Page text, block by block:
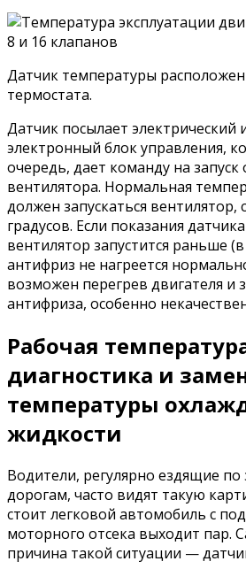
Датчик температуры
термостата.
Датчик посылает электрический
электронный блок управления,
очередь, дает команду на
вентилятора. Нормальная
должен запускаться вентилятор,
градусов. Если показания
вентилятор запустится раньше
антифриз не нагреется
возможен перегрев двигателя и
антифриза, особенно
Рабочая
диагностика и
температуры
жидкости
Водители, регулярно ездящие
дорогам, часто видят такую
стоит легковой автомобиль с
моторного отсека выходит пар.
причина такой ситуации —